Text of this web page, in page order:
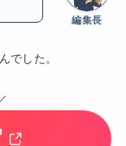
編集長
でした。